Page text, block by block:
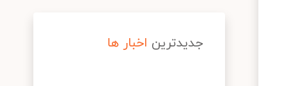
جدیدترین اخبار ها